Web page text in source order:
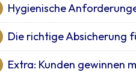
Hygienische
Die richtige Absicherung
Extra: Kunden gewinnen